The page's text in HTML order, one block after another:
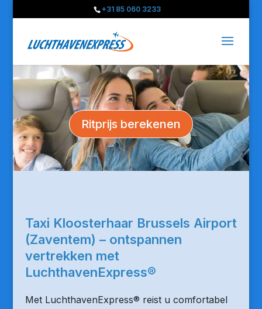
+31 85 060 3233
Ritprijs berekenen
Taxi Kloosterhaar Brussels Airport
(Zaventem) – ontspannen
vertrekken met
LuchthavenExpress®
Met LuchthavenExpress® reist u comfortabel